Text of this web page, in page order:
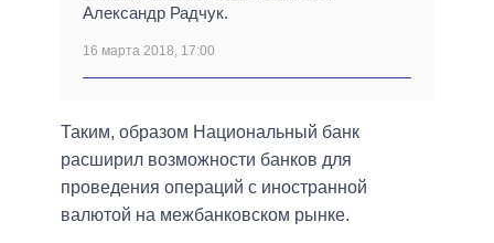
Александр Радчук.
16 марта 2018, 17:00
Таким, образом Национальный банк
расширил возможности банков для
проведения операций с иностранной
валютой на межбанковском рынке.